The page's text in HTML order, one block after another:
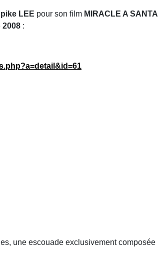
LEE pour son film MIRACLE A SANTA
2008 :
une escouade exclusivement composée